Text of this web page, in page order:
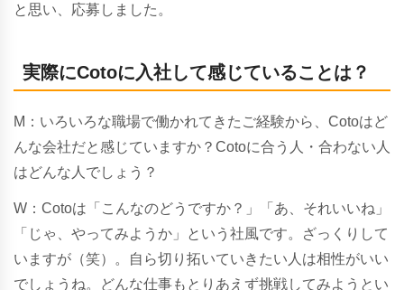
と思い、応募しました。
実際にCotoに入社して感じていることは？
M：いろいろな職場で働かれてきたご経験から、Cotoはど
んな会社だと感じていますか？Cotoに合う人・合わない人
はどんな人でしょう？
W ：Cotoは「こんなのどうですか？」「あ、それいいね」
「じゃ、やってみようか」という社風です。ざっくりして
いますが（笑）。自ら切り拓いていきたい人は相性がいい
でしょうね。どんな仕事もとりあえず挑戦してみようとい